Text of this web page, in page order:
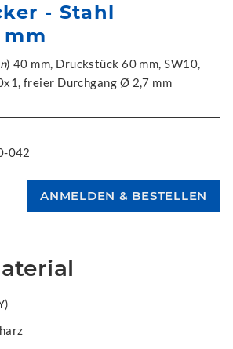
- Stahl
mm
) 40 mm, Druckstück 60 mm, SW10,
freier Durchgang Ø 2,7 mm
042